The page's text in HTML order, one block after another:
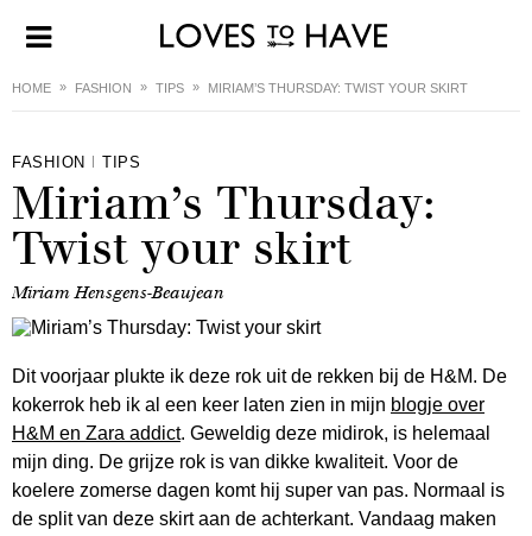
HOME FASHION TIPS MIRIAM’S THURSDAY: TWIST YOUR SKIRT
FASHION TIPS
Miriam’s Thursday:
Twist your skirt
Miriam Hensgens-Beaujean
Dit voorjaar plukte ik deze rok uit de rekken bij de H&M. De
kokerrok heb ik al een keer laten zien in mijn blogje over
H&M en Zara addict. Geweldig deze midirok, is helemaal
mijn ding. De grijze rok is van dikke kwaliteit. Voor de
koelere zomerse dagen komt hij super van pas. Normaal is
de split van deze skirt aan de achterkant. Vandaag maken